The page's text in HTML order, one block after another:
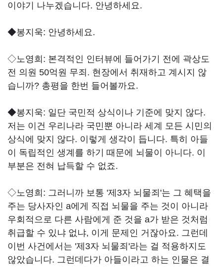
이야기 나누겠습니다. 안녕하세요.
◆봉지욱: 안녕하세요.
◇노영희: 본격적인 인터뷰에 들어가기 전에 곽상도
전 의원 50억원 무죄. 현장에서 취재하고 계시지 않
습니까? 총평을 한번 들어볼까요.
◆봉지욱: 일단 국민적 상식이나 기준에 맞지 않다.
저는 이건 우리나라 국민뿐 아니라 세계 모든 시민의
상식에 맞지 않다. 이렇게 생각이 듭니다. 특히 아들
이 독립적인 생계를 하기 때문에 뇌물이 아니다. 이
부분은 전혀 납득할 수 없죠.
◇노영희: 그러니까 보통 '제3자 뇌물죄'는 그 혜택을
주는 당사자인 a에게 직접 뇌물을 주는 것이 아니라
우회적으로 다른 사람에게 준 것을 a가 받은 것처럼
취급할 수 있냐 없냐, 이게 문제인 거잖아요. 그런데
이번 사건에서는 '제3자 뇌물죄'라는 걸 적용하지도
않았습니다. 그런데다가 아들이라고 하는 인물은 결